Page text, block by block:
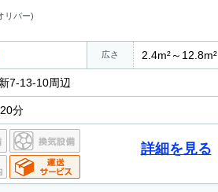
リバー)
広さ 2.4m²～12.8m²
7-13-10周辺
分
詳細を見る